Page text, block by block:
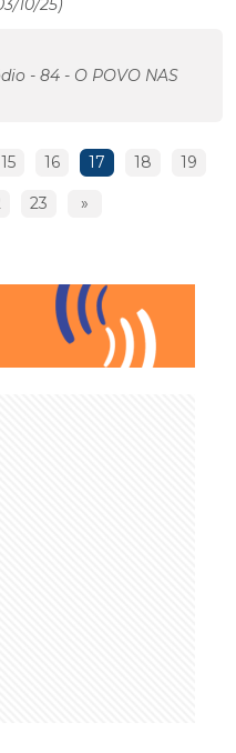
10/25)
- 84 - O POVO NAS
15 16 17 18 19
23 »